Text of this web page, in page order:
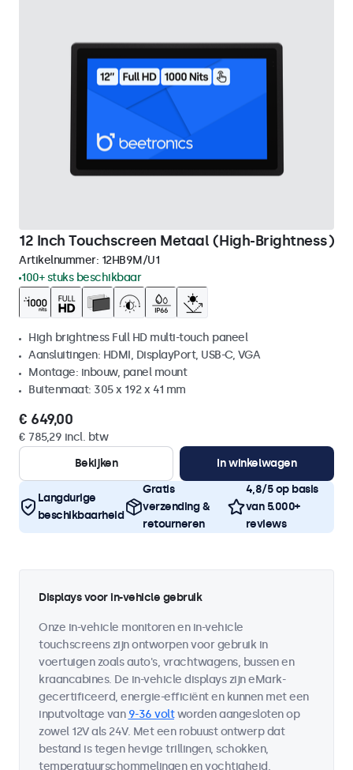
12 Inch Touchscreen Metaal (High-Brightness)
Artikelnummer: 12HB9M/U1
100+ stuks beschikbaar
High brightness Full HD multi-touch paneel
Aansluitingen: HDMI, DisplayPort, USB-C, VGA
Montage: inbouw, panel mount
Buitenmaat: 305 x 192 x 41 mm
€ 649,00
€ 785,29 incl. btw
Bekijken
In winkelwagen
Langdurige
beschikbaarheid
Gratis
verzending &
retourneren
4,8/5 op basis
van 5.000+
reviews
Displays voor in-vehicle gebruik
Onze in-vehicle monitoren en in-vehicle
touchscreens zijn ontworpen voor gebruik in
voertuigen zoals auto's, vrachtwagens, bussen en
kraancabines. De in-vehicle displays zijn eMark-
gecertificeerd, energie-efficiënt en kunnen met een
inputvoltage van 9-36 voltworden aangesloten op
zowel 12V als 24V. Met een robuust ontwerp dat
bestand is tegen hevige trillingen, schokken,
temperatuurschommelingen en vochtigheid,